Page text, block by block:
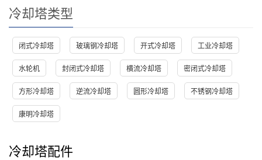
冷却塔类型
闭式冷却塔 玻璃钢冷却塔 开式冷却塔 工业冷却塔
水轮机 封闭式冷却塔 横流冷却塔 密闭式冷却塔
方形冷却塔 逆流冷却塔 圆形冷却塔 不锈钢冷却塔
康明冷却塔
冷却塔配件